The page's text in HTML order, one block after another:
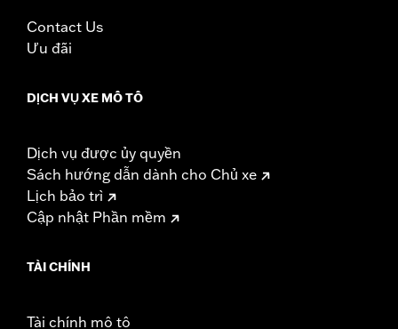
Contact Us
Ưu đãi
DỊCH VỤ XE MÔ TÔ
Dịch vụ được ủy quyền
Sách hướng dẫn dành cho Chủ xe
Lịch bảo trì
Cập nhật Phần mềm
TÀI CHÍNH
Tài chính mô tô